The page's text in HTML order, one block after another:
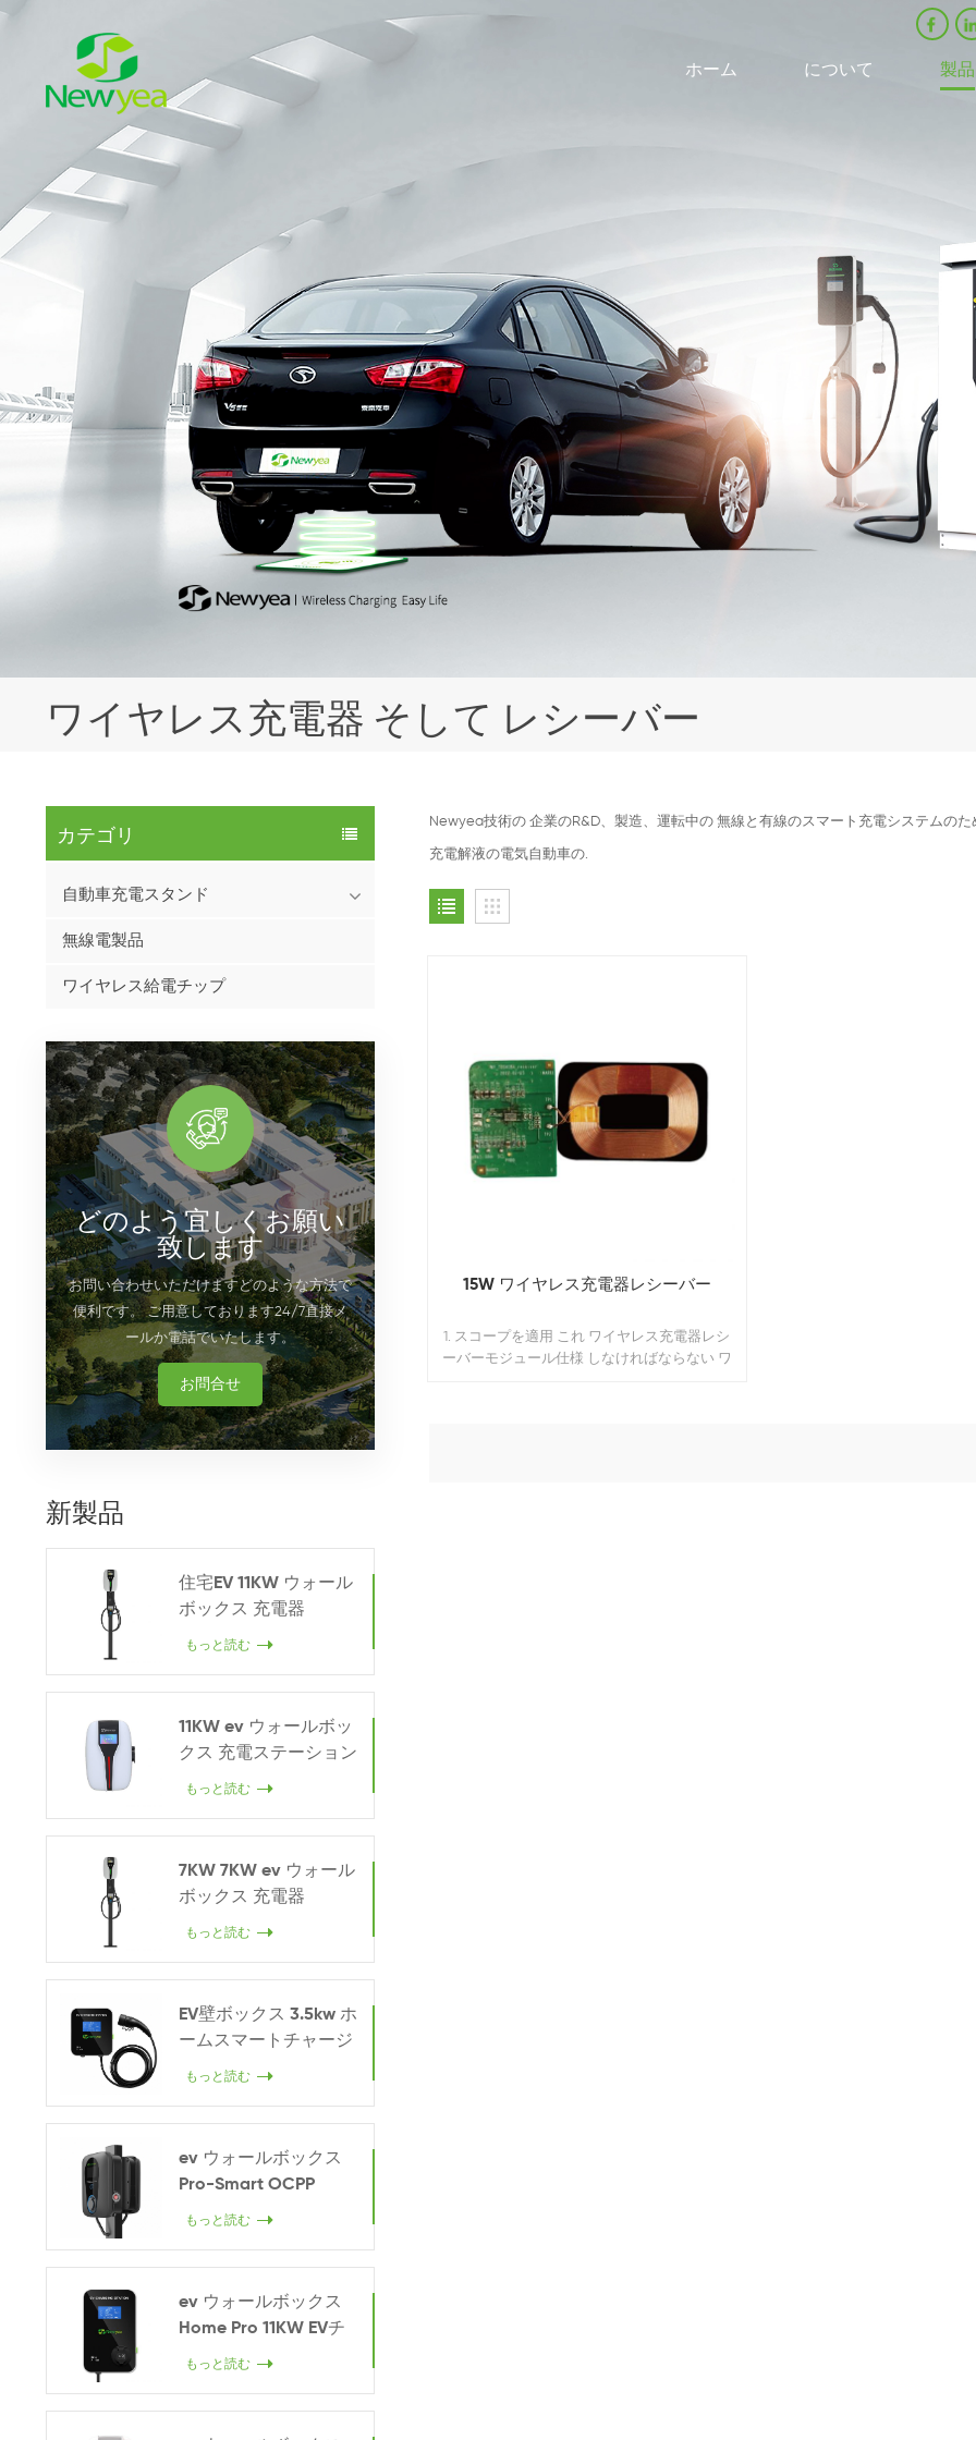
ホーム について 製品
ワイヤレス充電器 そして レシーバー
カテゴリ
自動車充電スタンド
無線電製品
ワイヤレス給電チップ
どのよう宜しくお願い
致します
お問い合わせいただけますどのような方法で
便利です。 ご用意しております24/7直接メ
ールか電話でいたします。
お問合せ
新製品
住宅EV 11KW ウォール
ボックス 充電器
もっと読む
11KW ev ウォールボッ
クス 充電ステーション
もっと読む
7KW 7KW ev ウォール
ボックス 充電器
もっと読む
EV壁ボックス 3.5kw ホ
ームスマートチャージ
ャー
もっと読む
ev ウォールボックス
Pro-Smart OCPP
22KW
もっと読む
ev ウォールボックス
Home Pro 11KW EVチ
ャージャー
もっと読む
Newyea技術の 企業のR&D、製造、運転中の 無線と有線のスマート充電システムの
充電解液の電気自動車の.
15W ワイヤレス充電器レシーバー
1. スコープを適用 これ ワイヤレス充電器レシ
ーバーモジュール仕様 しなければならない ワ